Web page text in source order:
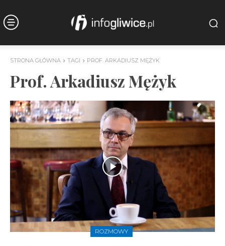
STRONA GŁÓWNA TAGI PROF. ARKADIUSZ MĘŻYK
Prof. Arkadiusz Mężyk
ROZMOWY